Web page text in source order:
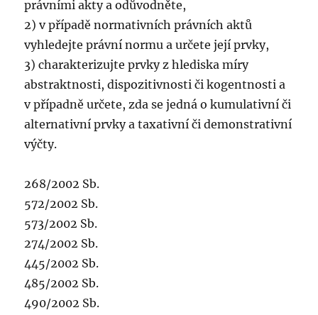
právními akty a odůvodněte,
2) v případě normativních právních aktů
vyhledejte právní normu a určete její prvky,
3) charakterizujte prvky z hlediska míry
abstraktnosti, dispozitivnosti či kogentnosti a
v případně určete, zda se jedná o kumulativní či
alternativní prvky a taxativní či demonstrativní
výčty.
268/2002 Sb.
572/2002 Sb.
573/2002 Sb.
274/2002 Sb.
445/2002 Sb.
485/2002 Sb.
490/2002 Sb.